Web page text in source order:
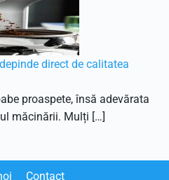
direct de calitatea
proaspete, însă adevărata
măcinării. Mulți […]
Contact